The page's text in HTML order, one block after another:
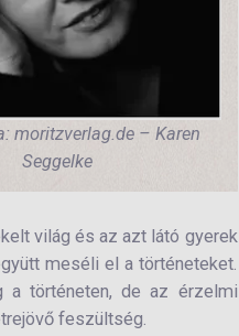
moritzverlag.de – Karen
Seggelke
világ és az azt látó gyerek
meséli el a történeteket.
a történeten, de az érzelmi
feszültség.